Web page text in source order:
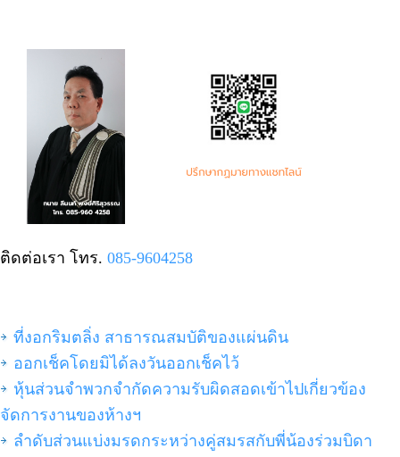
ติดต่อเรา โทร. 085-9604258
ที่งอกริมตลิ่ง สาธารณสมบัติของแผ่นดิน
ออกเช็คโดยมิได้ลงวันออกเช็คไว้
หุ้นส่วนจำพวกจำกัดความรับผิดสอดเข้าไปเกี่ยวข้อง
จัดการงานของห้างฯ
ลำดับส่วนแบ่งมรดกระหว่างคู่สมรสกับพี่น้องร่วมบิดา